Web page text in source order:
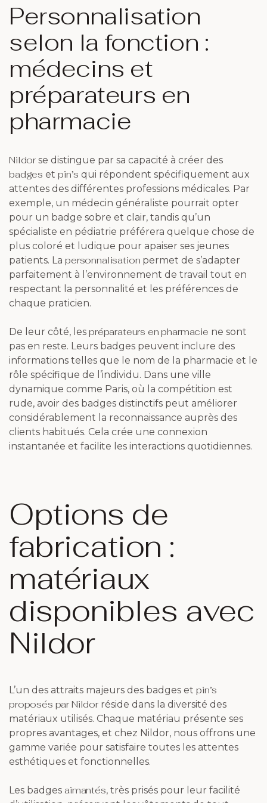
Personnalisation
selon la fonction :
médecins et
préparateurs en
pharmacie
Nildor se distingue par sa capacité à créer des
badges etpin’s qui répondent spécifiquement aux
attentes des différentes professions médicales. Par
exemple, un médecin généraliste pourrait opter
pour un badge sobre et clair, tandis qu’un
spécialiste en pédiatrie préférera quelque chose de
plus coloré et ludique pour apaiser ses jeunes
patients. La personnalisation permet de s’adapter
parfaitement à l’environnement de travail tout en
respectant la personnalité et les préférences de
chaque praticien.
De leur côté, les préparateurs en pharmacie ne sont
pas en reste. Leurs badges peuvent inclure des
informations telles que le nom de la pharmacie et le
rôle spécifique de l’individu. Dans une ville
dynamique comme Paris, où la compétition est
rude, avoir des badges distinctifs peut améliorer
considérablement la reconnaissance auprès des
clients habitués. Cela crée une connexion
instantanée et facilite les interactions quotidiennes.
Options de
fabrication :
matériaux
disponibles avec
Nildor
L’un des attraits majeurs des badges et pin’s
proposés par Nildorréside dans la diversité des
matériaux utilisés. Chaque matériau présente ses
propres avantages, et chez Nildor, nous offrons une
gamme variée pour satisfaire toutes les attentes
esthétiques et fonctionnelles.
Les badges aimantés, très prisés pour leur facilité